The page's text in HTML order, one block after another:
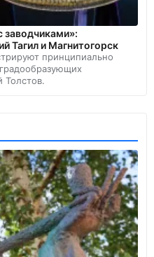
заводчиками»:
Тагил и Магнитогорск
принципиально
Толстов.